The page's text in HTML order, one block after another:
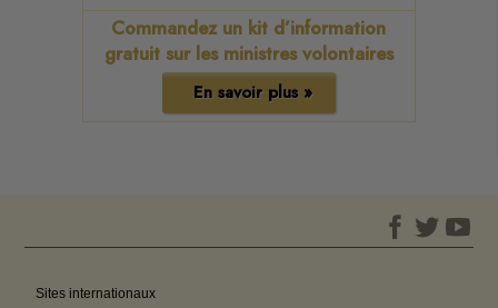
Commandez un kit d’information
gratuit sur les ministres volontaires
En savoir plus »
Sites internationaux